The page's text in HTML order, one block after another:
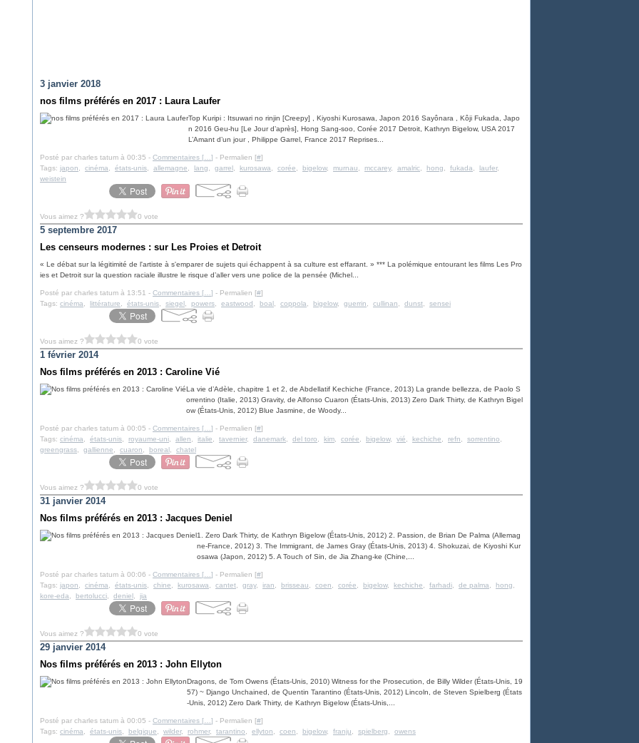
3 janvier 2018
nos films préférés en 2017 : Laura Laufer
Top Kuripi : Itsuwari no rinjin [Creepy] , Kiyoshi Kurosawa, Japon 2016 Sayônara , Kôji Fukada, Japo
n 2016 Geu-hu [Le Jour d’après], Hong Sang-soo, Corée 2017 Detroit, Kathryn Bigelow, USA 2017
L’Amant d’un jour , Philippe Garrel, France 2017 Reprises...
Posté par charles tatum à 00:35 - Commentaires [ ] - Permalien [#]
Tags: japon cinéma états-unis allemagne lang garrel kurosawa corée bigelow, murnau mccarey, amalric hong fukada laufer,
weistein
Vous aimez ? 0 vote
5 septembre 2017
Les censeurs modernes : sur Les Proies et Detroit
« Le débat sur la légitimité de l'artiste à s'emparer de sujets qui échappent à sa culture est effarant. » *** La polémique entourant les films Les Pro
ies et Detroit sur la question raciale illustre le risque d’aller vers une police de la pensée (Michel...
Posté par charles tatum à 13:51 - Commentaires [ ] - Permalien [#]
Tags: cinéma littérature états-unis siegel powers eastwood boal coppola bigelow, guerrin cullinan dunst sensei
Vous aimez ? 0 vote
1 février 2014
Nos films préférés en 2013 : Caroline Vié
La vie d’Adèle, chapitre 1 et 2, de Abdellatif Kechiche (France, 2013) La grande bellezza, de Paolo S
orrentino (Italie, 2013) Gravity, de Alfonso Cuaron (États-Unis, 2013) Zero Dark Thirty, de Kathryn Bigel
ow (États-Unis, 2012) Blue Jasmine, de Woody...
Posté par charles tatum à 00:05 - Commentaires [ ] - Permalien [#]
Tags: cinéma états-unis royaume-uni allen italie tavernier, danemark del toro kim corée bigelow, vié kechiche refn sorrentino
greengrass
gallienne cuaron boreal chatel
Vous aimez ? 0 vote
31 janvier 2014
Nos films préférés en 2013 : Jacques Deniel
1. Zero Dark Thirty, de Kathryn Bigelow (États-Unis, 2012) 2. Passion, de Brian De Palma (Allemag
ne-France, 2012) 3. The Immigrant, de James Gray (États-Unis, 2013) 4. Shokuzai, de Kiyoshi Kur
osawa (Japon, 2012) 5. A Touch of Sin, de Jia Zhang-ke (Chine,...
Posté par charles tatum à 00:06 - Commentaires [ ] - Permalien [#]
Tags: japon cinéma états-unis chine kurosawa cantet gray, iran brisseau coen corée bigelow, kechiche farhadi de palma hong
kore-eda
bertolucci deniel jia
Vous aimez ? 0 vote
29 janvier 2014
Nos films préférés en 2013 : John Ellyton
Dragons, de Tom Owens (États-Unis, 2010) Witness for the Prosecution, de Billy Wilder (États-Unis, 19
57) ~ Django Unchained, de Quentin Tarantino (États-Unis, 2012) Lincoln, de Steven Spielberg (États
-Unis, 2012) Zero Dark Thirty, de Kathryn Bigelow (États-Unis,...
Posté par charles tatum à 00:05 - Commentaires [ ] - Permalien [#]
Tags: cinéma états-unis belgique wilder, rohmer, tarantino ellyton coen bigelow, franju spielberg owens